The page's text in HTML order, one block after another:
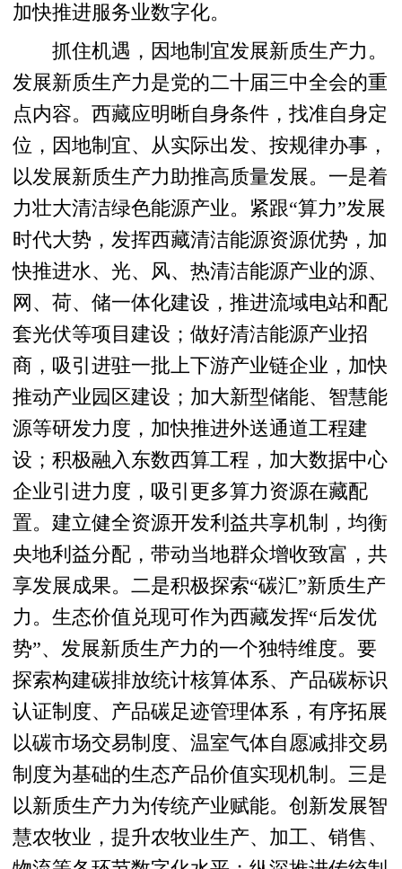
加快推进服务业数字化。
抓住机遇，因地制宜发展新质生产力。
发展新质生产力是党的二十届三中全会的重
点内容。西藏应明晰自身条件，找准自身定
位，因地制宜、从实际出发、按规律办事，
以发展新质生产力助推高质量发展。一是着
力壮大清洁绿色能源产业。紧跟“算力”发展
时代大势，发挥西藏清洁能源资源优势，加
快推进水、光、风、热清洁能源产业的源、
网、荷、储一体化建设，推进流域电站和配
套光伏等项目建设；做好清洁能源产业招
商，吸引进驻一批上下游产业链企业，加快
推动产业园区建设；加大新型储能、智慧能
源等研发力度，加快推进外送通道工程建
设；积极融入东数西算工程，加大数据中心
企业引进力度，吸引更多算力资源在藏配
置。建立健全资源开发利益共享机制，均衡
央地利益分配，带动当地群众增收致富，共
享发展成果。二是积极探索“碳汇”新质生产
力。生态价值兑现可作为西藏发挥“后发优
势”、发展新质生产力的一个独特维度。要
探索构建碳排放统计核算体系、产品碳标识
认证制度、产品碳足迹管理体系，有序拓展
以碳市场交易制度、温室气体自愿减排交易
制度为基础的生态产品价值实现机制。三是
以新质生产力为传统产业赋能。创新发展智
慧农牧业，提升农牧业生产、加工、销售、